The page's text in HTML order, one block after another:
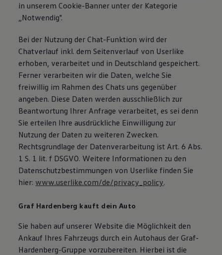
in unserem Cookie-Banner unter der Kategorie
„Notwendig".
Bei der Nutzung der Chat-Funktion wird der
Chatverlauf inkl. dem Seitenverlauf von Userlike
erhoben, verarbeitet und in Deutschland gespeichert.
Ferner verarbeiten wir die Daten, welche Sie
freiwillig im Rahmen des Chats uns gegenüber
angeben. Diese Daten werden ausschließlich zur
Beantwortung Ihrer Anfrage verarbeitet, es sei denn
Sie erteilen Ihre ausdrückliche Einwilligung zur
Nutzung der Daten zu weiteren Zwecken.
Rechtsgrundlage der Datenverarbeitung ist Art. 6 Abs.
1 S. 1 lit. f DSGVO. Weitere Informationen zu den
Datenschutzbestimmungen von Userlike finden Sie
hier: www.userlike.com/de/privacy_policy.
Graf Hardenberg kauft dein Auto
Sie haben auf unserer Website die Möglichkeit den
Ankauf Ihres Fahrzeugs durch ein Autohaus der Graf-
Hardenberg-Gruppe vorzubereiten. Hierbei ist die